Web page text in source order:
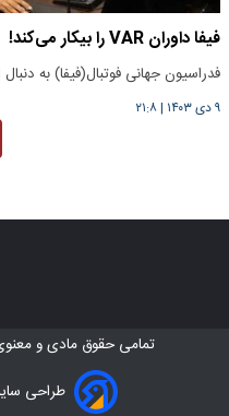
فیفا داوران VAR را بیکار می‌کند!
فدراسیون جهانی فوتبال(فیفا) به
۹ دی ۱۴۰۳ |۲۱:۸
تمامی حقوق مادی و
طراحی